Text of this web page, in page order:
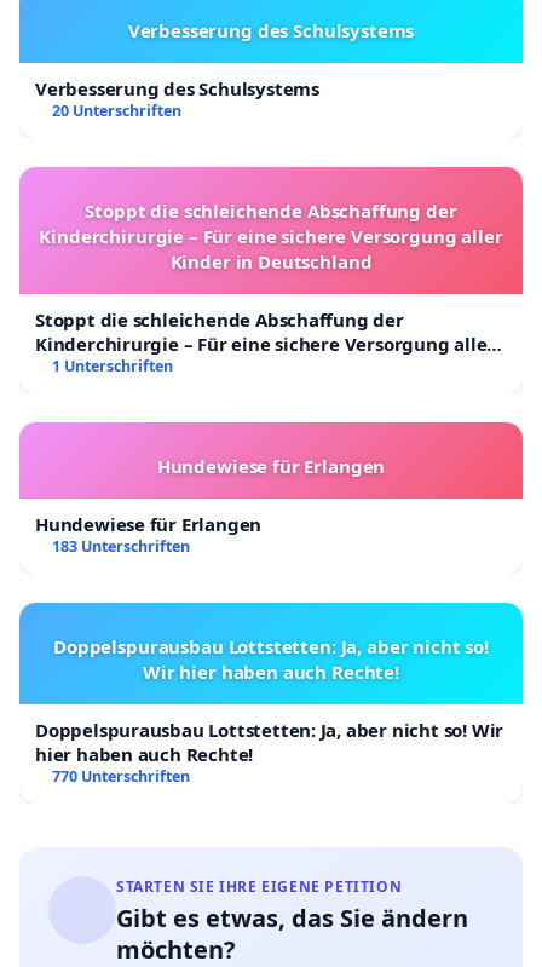
Verbesserung des Schulsystems
Verbesserung des Schulsystems
20 Unterschriften
Stoppt die schleichende Abschaffung der
Kinderchirurgie – Für eine sichere Versorgung aller
Kinder in Deutschland
Stoppt die schleichende Abschaffung der
Kinderchirurgie – Für eine sichere Versorgung aller
Kinder in Deutschland
1 Unterschriften
Hundewiese für Erlangen
Hundewiese für Erlangen
183 Unterschriften
Doppelspurausbau Lottstetten: Ja, aber nicht so!
Wir hier haben auch Rechte!
Doppelspurausbau Lottstetten: Ja, aber nicht so! Wir
hier haben auch Rechte!
770 Unterschriften
STARTEN SIE IHRE EIGENE PETITION
Gibt es etwas, das Sie ändern
möchten?